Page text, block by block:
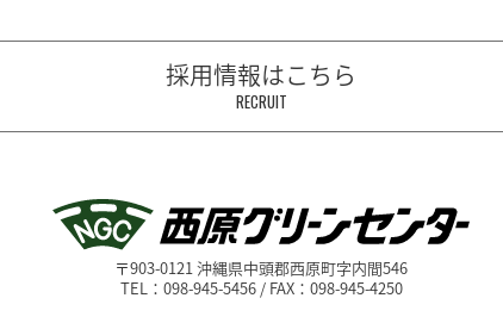
採用情報はこちら
RECRUIT
〒903-0121 沖縄県中頭郡西原町字内間546
TEL：098-945-5456 / FAX：098-945-4250